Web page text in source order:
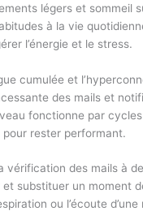
légers et sommeil
à la vie
l’énergie et le stress.
cumulée et
des mails et
fonctionne par
pour rester performant.
vérification des mails à
substituer un moment
ou l’écoute